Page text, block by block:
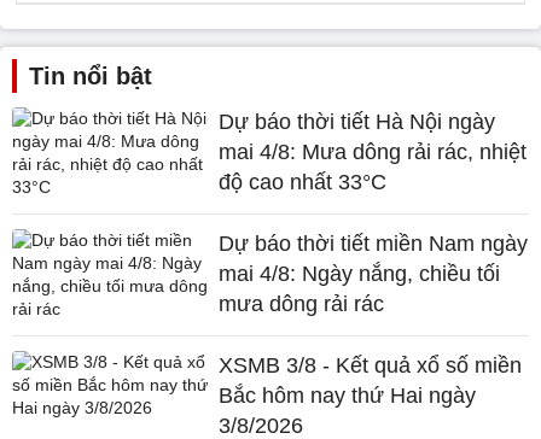
Tin nổi bật
Dự báo thời tiết Hà Nội ngày
mai 4/8: Mưa dông rải rác, nhiệt
độ cao nhất 33°C
Dự báo thời tiết miền Nam ngày
mai 4/8: Ngày nắng, chiều tối
mưa dông rải rác
XSMB 3/8 - Kết quả xổ số miền
Bắc hôm nay thứ Hai ngày
3/8/2026